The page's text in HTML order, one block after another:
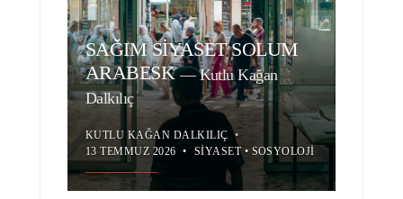
SAĞIM SİYASET SOLUM
ARABESK—Kutlu Kağan
Dalkılıç
KUTLU KAĞAN DALKILIÇ •
13 TEMMUZ 2026 • SIYASET• SOSYOLOJI